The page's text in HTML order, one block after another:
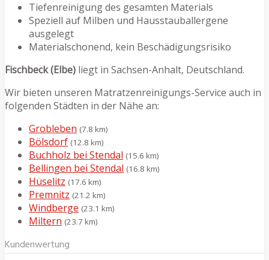
Tiefenreinigung des gesamten Materials
Speziell auf Milben und Hausstauballergene
ausgelegt
Materialschonend, kein Beschädigungsrisiko
Fischbeck (Elbe) liegt in Sachsen-Anhalt, Deutschland.
Wir bieten unseren Matratzenreinigungs-Service auch in
folgenden Städten in der Nähe an:
Grobleben (7.8 km)
Bölsdorf (12.8 km)
Buchholz bei Stendal (15.6 km)
Bellingen bei Stendal (16.8 km)
Hüselitz (17.6 km)
Premnitz (21.2 km)
Windberge (23.1 km)
Miltern (23.7 km)
Kundenwertung